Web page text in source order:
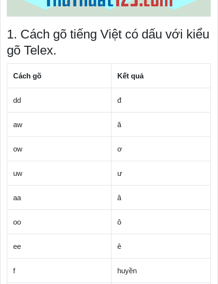
1. Cách gõ tiếng Việt có dấu với kiểu
gõ Telex.
Cách gõ Kết quả
dd đ
aw ă
ow ơ
uw ư
aa â
oo ô
ee ê
f huyền